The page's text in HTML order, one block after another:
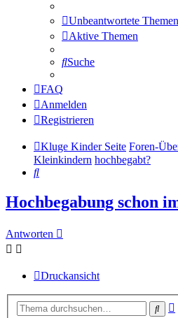
Unbeantwortete Themen
Aktive Themen
Suche
FAQ
Anmelden
Registrieren
Kluge Kinder Seite Foren-
Kleinkindern hochbegabt?
Suche
Hochbegabung schon
Antworten
Druckansicht